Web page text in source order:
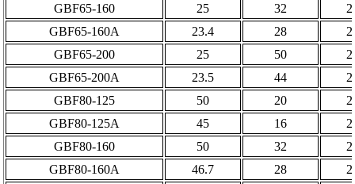
GBF65-160
25 32
GBF65-160A
23.4 28
GBF65-200
25 50
GBF65-200A
23.5 44
GBF80-125
50 20
GBF80-125A
45 16
GBF80-160
50 32
GBF80-160A
46.7 28